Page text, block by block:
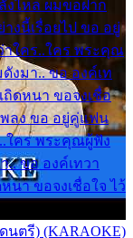
ไหล ผมขอฝาก
งนี้เรื่อยไป ขอ อยู่
าใคร..ใคร พระคุณ
งมา.. ขอ องค์เท
ดหนา ขอจงเชื่อ
พลง ขอ อยู่คู่แฟน
..ใคร พระคุณผู้ฟัง
.. ขอ องค์เทวา
า ขอจงเชื่อใจ ไว้
นตรี) (KARAOKE)